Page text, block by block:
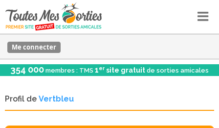
Me connecter
354 000 membres : TMS 1er site gratuit de sorties amicales
Profil de Vertbleu